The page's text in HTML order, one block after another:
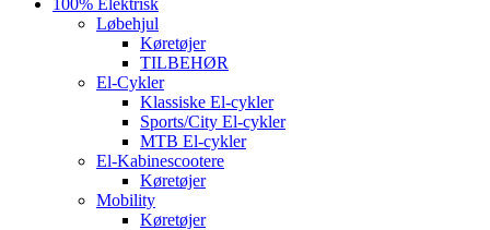
100% Elektrisk
Løbehjul
Køretøjer
TILBEHØR
El-Cykler
Klassiske El-cykler
Sports/City El-cykler
MTB El-cykler
El-Kabinescootere
Køretøjer
Mobility
Køretøjer